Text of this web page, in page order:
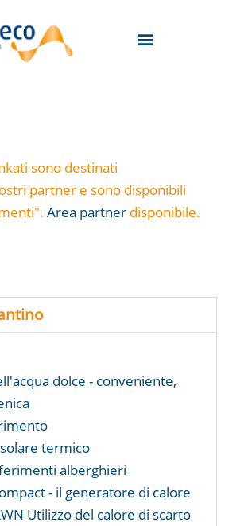
sono destinati
partner e sono disponibili
Area partner disponibile.
dolce - conveniente,
termico
alberghieri
- il generatore di calore
Utilizzo del calore di scarto